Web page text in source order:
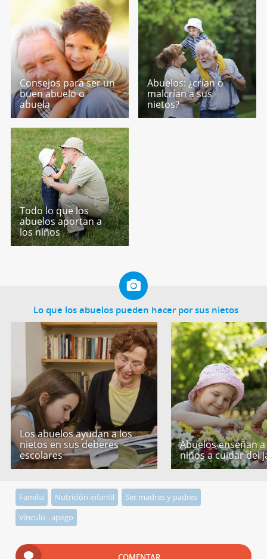
Consejos para ser un
buen abuelo o
abuela
Abuelos: ¿crían o
malcrían a sus
nietos?
Todo lo que los
abuelos aportan a
los niños
Lo que los abuelos pueden hacer por sus nietos
Los abuelos ayudan a los
nietos en sus deberes
escolares
Abuelos enseñan
niños a cuidar del
Familia Nutrición infantil
Ser madres y padres
Vínculo - apego